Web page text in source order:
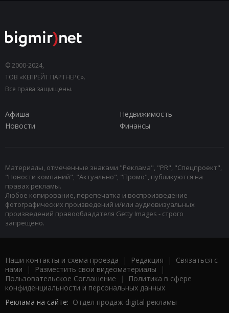
© 2000-2024,
ТОВ «КЕПРЕЙТ ПАРТНЕРС».
Все права защищены.
Афиша
Недвижимость
Новости
Финансы
Материалы, отмеченные знаками "Реклама", "PR", "Спецпроект",
"Новости компаний", "Актуально", "Промо", публикуются на
правах рекламы.
Любое копирование, перепечатка и воспроизведение
фотографических произведений и/или аудиовизуальных
произведений правообладателя Getty Images - строго
запрещено.
Наши контакты и схема проезда | Редакция | Связаться с
нами | Разместить свои видеоматериалы |
Пользовательское Соглашение |
Политика в сфере
конфиденциальности и персональных данных
Реклама на сайте: Отдел продаж digital рекламы